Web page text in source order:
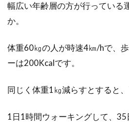
ンターでする
もできるらしいで
幅広い年齢層の方が行っている
か。
体重60㎏の人が時速4㎞/hで、
ーは200Kcalです。
同じく体重1㎏減らすとすると
1日1時間ウォーキングして、35